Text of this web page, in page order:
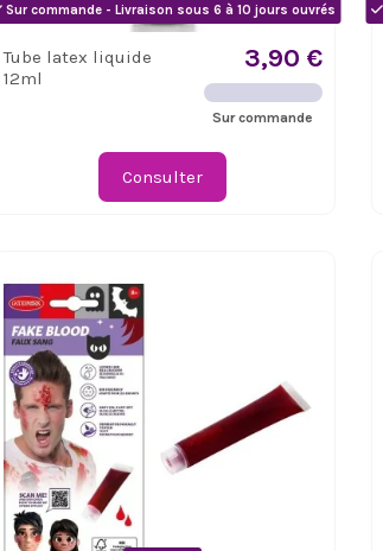
Sur commande - Livraison sous 6 à 10 jours ouvrés
Tube latex liquide
12ml
3,90 €
Sur commande
Consulter